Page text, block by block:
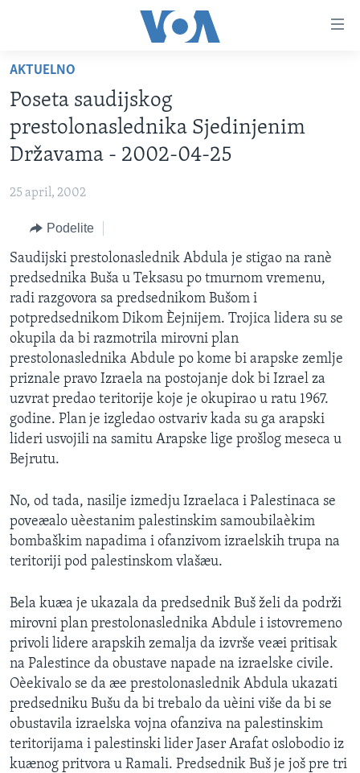
glavni
sadržaj
na
glavnu
Idi
pretragu
AMERIKA
GLOBALNE TEME
EKONOMIJA
NAUKA I TEHNOLOGIJA
KULTURA
DRUŠTVO
SPORT
INTERVJU
TV PROGRAM
IZ AMERIKE
Learning English
PRATITE NAS
Jezici
AKTUELNO
Poseta saudijskog
prestolonaslednika Sjedinjenim
Državama - 2002-04-25
25 april, 2002
Podelite
Saudijski prestolonaslednik Abdula je stigao na ranè
predsednika Buša u Teksasu po tmurnom vremenu,
radi razgovora sa predsednikom Bušom i
potpredsednikom Dikom Èejnijem. Trojica lidera su se
okupila da bi razmotrila mirovni plan
prestolonaslednika Abdule po kome bi arapske zemlje
priznale pravo Izraela na postojanje dok bi Izrael za
uzvrat predao teritorije koje je okupirao u ratu 1967.
godine. Plan je izgledao ostvariv kada su ga arapski
lideri usvojili na samitu Arapske lige prošlog meseca u
Bejrutu.
No, od tada, nasilje izmedju Izraelaca i Palestinaca se
poveæalo uèestanim palestinskim samoubilaèkim
bombaškim napadima i ofanzivom izraelskih trupa na
teritoriji pod palestinskom vlašæu.
Bela kuæa je ukazala da predsednik Buš želi da podrži
mirovni plan prestolonaslednika Abdule i istovremeno
privoli lidere arapskih zemalja da izvrše veæi pritisak
na Palestince da obustave napade na izraelske civile.
Oèekivalo se da æe prestolonaslednik Abdula ukazati
predsedniku Bušu da bi trebalo da uèini više da bi se
obustavila izraelska vojna ofanziva na palestinskim
teritorijama i palestinski lider Jaser Arafat oslobodio iz
kuænog pritvora u Ramali. Predsednik Buš je još pre tri